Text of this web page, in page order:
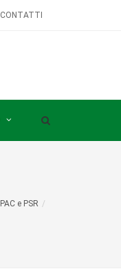
CONTATTI
PAC e PSR